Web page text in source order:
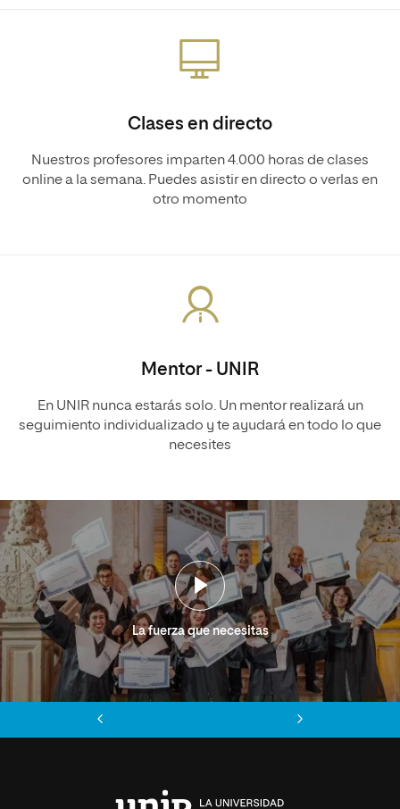
Clases en directo
Nuestros profesores imparten 4.000 horas de clases
online a la semana. Puedes asistir en directo o verlas en
otro momento
Mentor - UNIR
En UNIR nunca estarás solo. Un mentor realizará un
seguimiento individualizado y te ayudará en todo lo que
necesites
La fuerza que necesitas